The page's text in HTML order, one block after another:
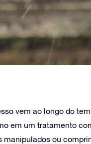
vem ao longo do
em um tratamento
manipulados ou